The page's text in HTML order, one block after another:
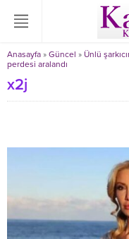
Anasayfa » Güncel » Ünlü
perdesi aralandı
x2j